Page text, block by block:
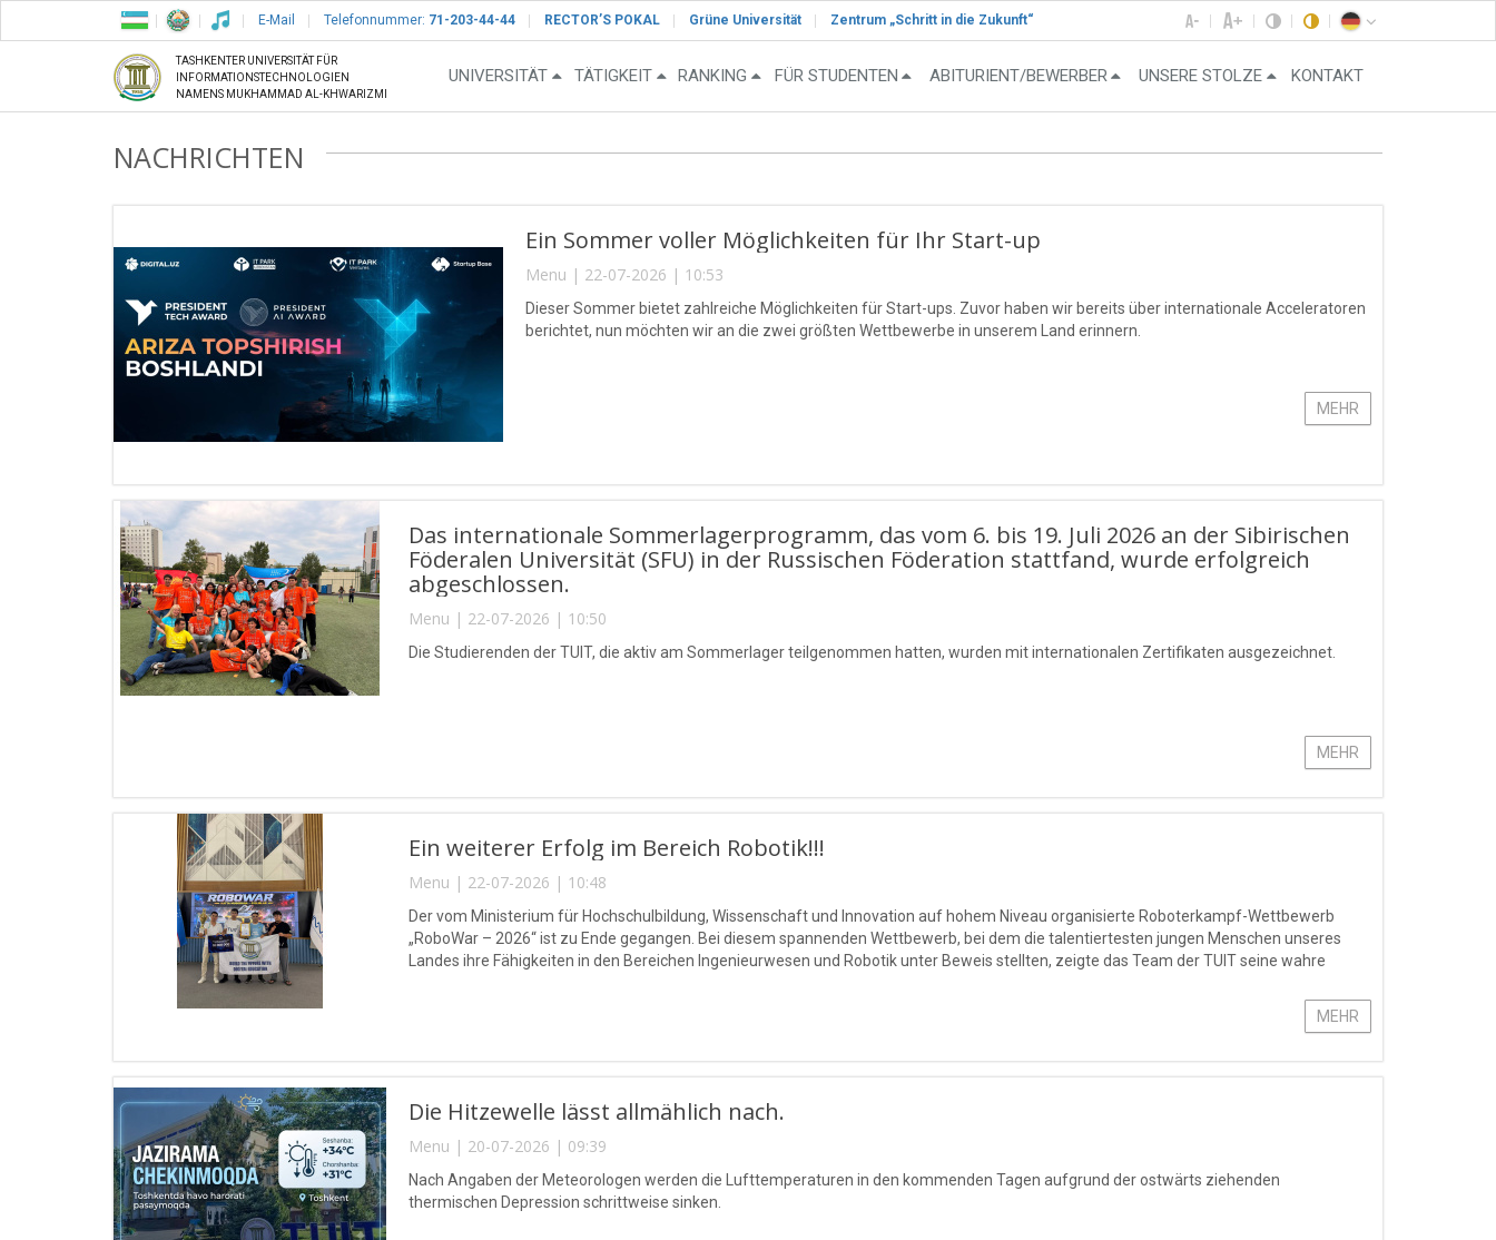
E-Mail Telefonnummer: 71-203-44-44 RECTOR’S POKAL Grüne Universität Zentrum „Schritt in die Zukunft“
TASHKENTER UNIVERSITÄT FÜR
INFORMATIONSTECHNOLOGIEN
NAMENS MUKHAMMAD AL-KHWARIZMI
UNIVERSITÄT TÄTIGKEIT RANKING FÜR STUDENTEN ABITURIENT/BEWERBER UNSERE STOLZE KONTAKT
NACHRICHTEN
Ein Sommer voller Möglichkeiten für Ihr Start-up
Menu | 22-07-2026 | 10:53
Dieser Sommer bietet zahlreiche Möglichkeiten für Start-ups. Zuvor haben wir bereits über internationale Acceleratoren
berichtet, nun möchten wir an die zwei größten Wettbewerbe in unserem Land erinnern.
MEHR
Das internationale Sommerlagerprogramm, das vom 6. bis 19. Juli 2026 an der Sibirischen
Föderalen Universität (SFU) in der Russischen Föderation stattfand, wurde erfolgreich
abgeschlossen.
Menu | 22-07-2026 | 10:50
Die Studierenden der TUIT, die aktiv am Sommerlager teilgenommen hatten, wurden mit internationalen Zertifikaten ausgezeichnet.
MEHR
Ein weiterer Erfolg im Bereich Robotik!!!
Menu | 22-07-2026 | 10:48
Der vom Ministerium für Hochschulbildung, Wissenschaft und Innovation auf hohem Niveau organisierte Roboterkampf-Wettbewerb
„RoboWar – 2026“ ist zu Ende gegangen. Bei diesem spannenden Wettbewerb, bei dem die talentiertesten jungen Menschen unseres
Landes ihre Fähigkeiten in den Bereichen Ingenieurwesen und Robotik unter Beweis stellten, zeigte das Team der TUIT seine wahre
MEHR
Die Hitzewelle lässt allmählich nach.
Menu | 20-07-2026 | 09:39
Nach Angaben der Meteorologen werden die Lufttemperaturen in den kommenden Tagen aufgrund der ostwärts ziehenden
thermischen Depression schrittweise sinken.